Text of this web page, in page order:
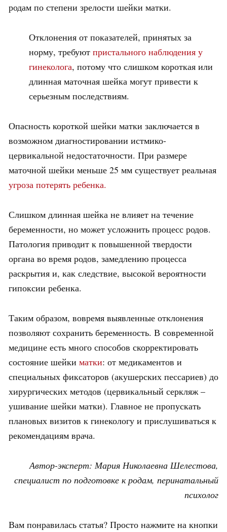
родам по степени зрелости шейки матки.
Отклонения от показателей, принятых за
норму, требуют пристального наблюдения у
гинеколога, потому что слишком короткая или
длинная маточная шейка могут привести к
серьезным последствиям.
Опасность короткой шейки матки заключается в
возможном диагностировании истмико-
цервикальной недостаточности. При размере
маточной шейки меньше 25 мм существует реальная
угроза потерять ребенка.
Слишком длинная шейка не влияет на течение
беременности, но может усложнить процесс родов.
Патология приводит к повышенной твердости
органа во время родов, замедлению процесса
раскрытия и, как следствие, высокой вероятности
гипоксии ребенка.
Таким образом, вовремя выявленные отклонения
позволяют сохранить беременность. В современной
медицине есть много способов скорректировать
состояние шейки матки: от медикаментов и
специальных фиксаторов (акушерских пессариев) до
хирургических методов (цервикальный серкляж –
ушивание шейки матки). Главное не пропускать
плановых визитов к гинекологу и прислушиваться к
рекомендациям врача.
Автор-эксперт: Мария Николаевна Шелестова,
специалист по подготовке к родам, перинатальный
психолог
Вам понравилась статья? Просто нажмите на кнопки